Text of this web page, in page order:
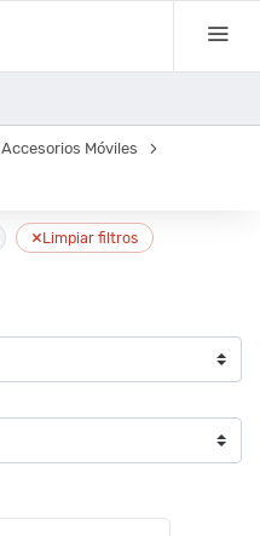
Accesorios Móviles
×Limpiar filtros